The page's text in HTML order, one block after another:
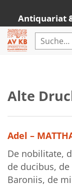
Antiquariat
Antiquariat
Kataloge
Neubücher
AVKB-
AVKB-
Alte
Adel –
De nobilitate,
de ducibus,
Baroniis, de